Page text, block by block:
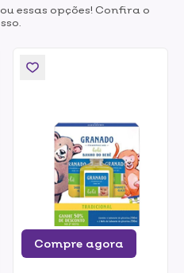
essas opções! Confira o
Compre agora